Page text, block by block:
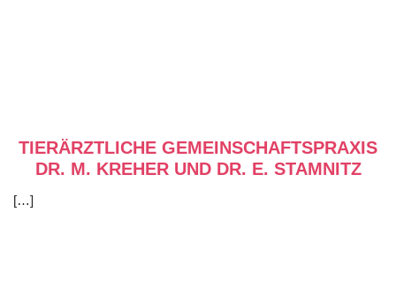
TIERÄRZTLICHE GEMEINSCHAFTSPRAXIS
DR. M. KREHER UND DR. E. STAMNITZ
[…]